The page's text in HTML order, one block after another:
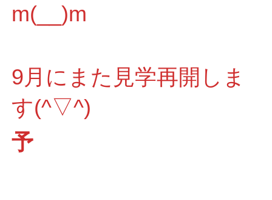
m(__)m
9月にまた見学再開しま
す(^▽^)
予